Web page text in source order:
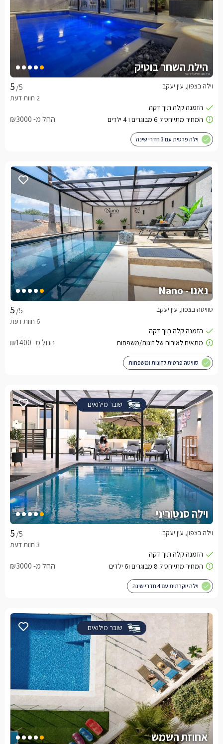
הילת השחר בוטיק
/5 וילה בצפון, עין יעקב
החל מ- ₪3000
וילה פרטית עם 3 חדרי שינה
נאנו - Nano
/5 סוויטה בצפון, עין יעקב
החל מ- ₪1400
סוויטה פרטית לזוגות ומשפחות
שובר מילואים
וילה סנטוריני
/5 וילה בצפון, עין יעקב
החל מ- ₪3000
וילה יוקרתית עם 4 חדרי שינה
שובר מילואים
אחוזת השמש